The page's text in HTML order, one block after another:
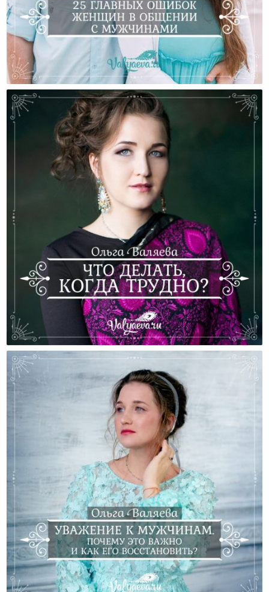
25 Главных Ошибок Женщин В Общении С
Мужчинами
Что Делать, Когда Трудно?
Уважение К Мужчинам. Почему Это Важно И Как Его